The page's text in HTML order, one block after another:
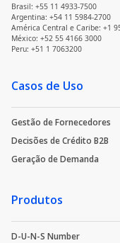
Brasil: +55 11 4933-7500
Argentina: +54 11 5984-2700
América Central e Caribe: +1
México: +52 55 4166 3000
Peru: +51 1 7063200
Casos de Uso
Gestão de Fornecedores
Decisões de Crédito B2B
Geração de Demanda
Produtos
D-U-N-S Number